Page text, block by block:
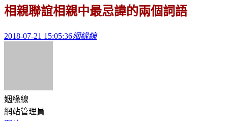
相親聯誼相親中最忌諱的兩個詞語
2018-07-21 15:05:36姻緣線
姻緣線
網站管理員